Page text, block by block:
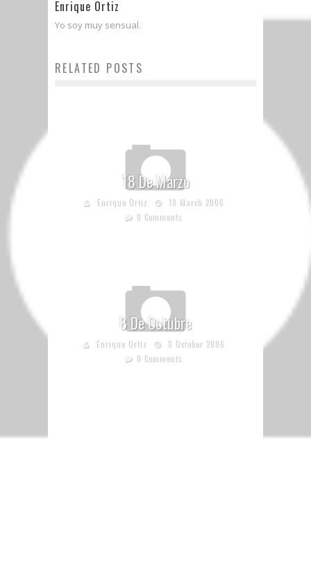
Enrique Ortiz
Yo soy muy sensual.
RELATED POSTS
18 De Marzo
Enrique Ortiz
18 March 2006
0 Comments
8 De Octubre
Enrique Ortiz
8 October 2006
0 Comments